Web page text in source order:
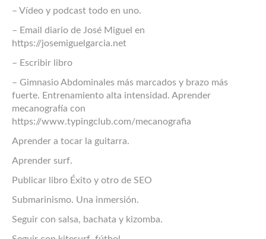
– Vídeo y podcast todo en uno.
– Email diario de José Miguel en
https://josemiguelgarcia.net
– Escribir libro
– Gimnasio Abdominales más marcados y brazo más
fuerte. Entrenamiento alta intensidad. Aprender
mecanografía con
https://www.typingclub.com/mecanografia
Aprender a tocar la guitarra.
Aprender surf.
Publicar libro Éxito y otro de SEO
Submarinismo. Una inmersión.
Seguir con salsa, bachata y kizomba.